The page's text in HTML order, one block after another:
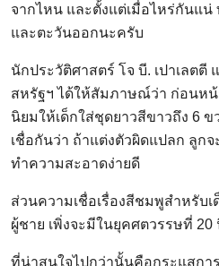
จากไหน และตั้งแต่เมื่อไหร่กันแ
และตะวันออกนะครับ
นักประวัติศาสตร์ โจ บี. เปาเลต
สหรัฐฯ ได้ให้สัมภาษณ์ว่า ก่อนห
นิยมให้เด็กใส่ชุดยาวสีขาวถึง 6
เชื่อกันว่า ถ้าแต่งตัวผิดแปลก ลูก
ทำความสะอาดง่ายดี
ส่วนความเชื่อเรื่องสีชมพูสำหรับ
ผู้ชาย เพิ่งจะมีในยุคศตวรรษที่ 20
ที่น่าสนใจไปกว่านั้นคือกระแสกา